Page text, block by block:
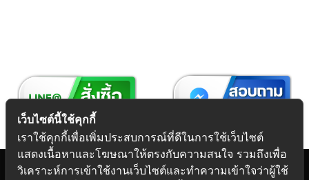
เว็บไซต์นี้ใช้คุกกี้
เราใช้คุกกี้เพื่อเพิ่มประสบการณ์ที่ดีในการใช้เว็บไซต์
แสดงเนื้อหาและโฆษณาให้ตรงกับความสนใจ รวมถึงเพื่อ
วิเคราะห์การเข้าใช้งานเว็บไซต์และทำความเข้าใจว่าผู้ใช้